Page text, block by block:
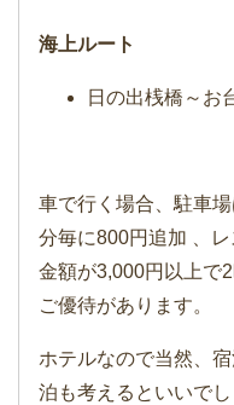
海上ルート
日の出桟橋～
車で行く場合、駐車
分毎に800円追加 、
金額が3,000円以上で
ご優待があります。
ホテルなので当然、
泊も考えるといいで